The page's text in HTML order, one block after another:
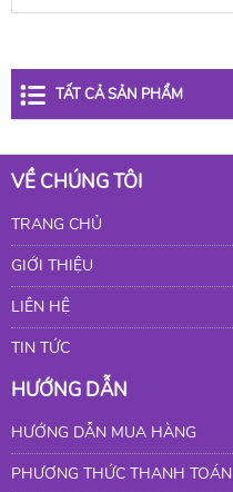
TẤT CẢ SẢN PHẨM
VỀ CHÚNG TÔI
TRANG CHỦ
GIỚI THIỆU
LIÊN HỆ
TIN TỨC
HƯỚNG DẪN
HƯỚNG DẪN MUA HÀNG
PHƯƠNG THỨC THANH TOÁN